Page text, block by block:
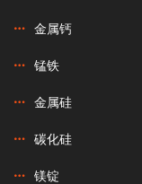
金属钙
锰铁
金属硅
碳化硅
镁锭